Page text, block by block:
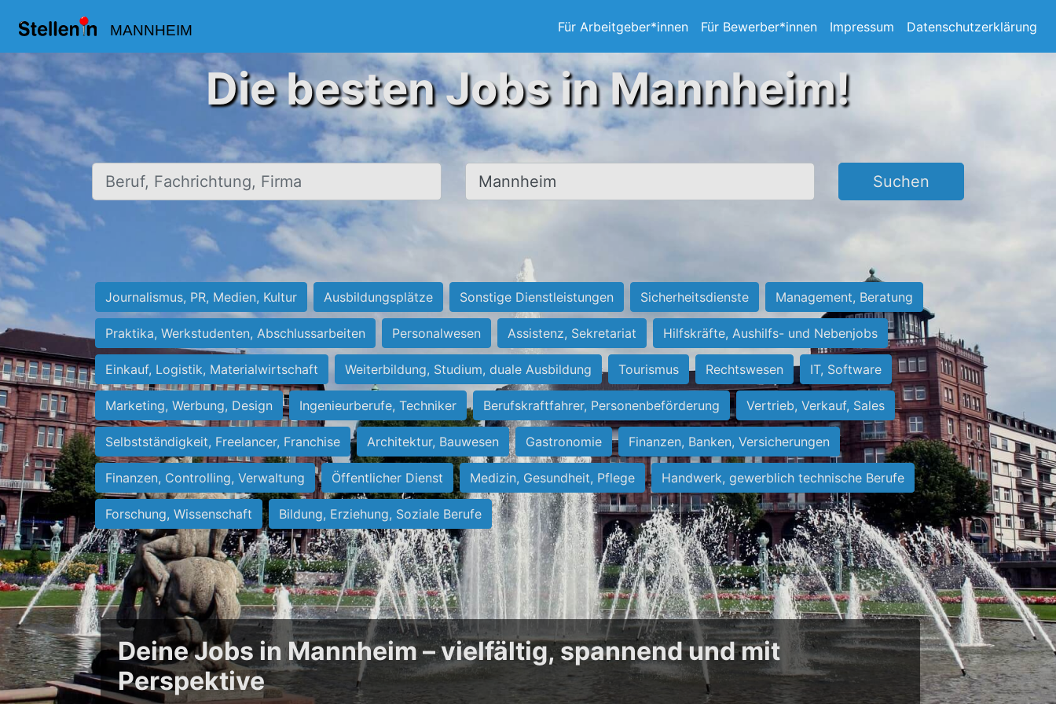
MANNHEIM Für Arbeitgeber*innen Für Bewerber*innen Impressum Datenschutzerklärung
Die besten Jobs in Mannheim!
Beruf, Fachrichtung, Firma Ort, Stadt Suchen
Journalismus, PR, Medien, Kultur Ausbildungsplätze Sonstige Dienstleistungen Sicherheitsdienste Management, Beratung
Praktika, Werkstudenten, Abschlussarbeiten Personalwesen Assistenz, Sekretariat Hilfskräfte, Aushilfs- und Nebenjobs
Einkauf, Logistik, Materialwirtschaft Weiterbildung, Studium, duale Ausbildung Tourismus Rechtswesen IT, Software
Marketing, Werbung, Design Ingenieurberufe, Techniker Berufskraftfahrer, Personenbeförderung Vertrieb, Verkauf, Sales
Selbstständigkeit, Freelancer, Franchise Architektur, Bauwesen Gastronomie Finanzen, Banken, Versicherungen
Finanzen, Controlling, Verwaltung Öffentlicher Dienst Medizin, Gesundheit, Pflege Handwerk, gewerblich technische Berufe
Forschung, Wissenschaft Bildung, Erziehung, Soziale Berufe
Deine Jobs in Mannheim – vielfältig, spannend und mit
Perspektive